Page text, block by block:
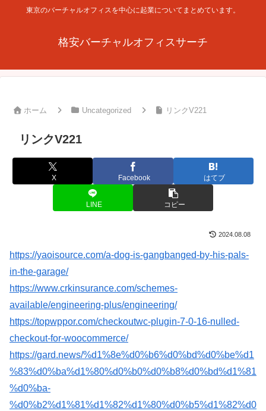
東京のバーチャルオフィスを中心に起業についてまとめています。
格安バーチャルオフィスサーチ
ホーム Uncategorized リンクV221
リンクV221
X Facebook はてブ
LINE コピー
2024.08.08
https://yaoisource.com/a-dog-is-gangbanged-by-his-pals-
in-the-garage/
https://www.crkinsurance.com/schemes-
available/engineering-plus/engineering/
https://topwppor.com/checkoutwc-plugin-7-0-16-nulled-
checkout-for-woocommerce/
https://gard.news/%d1%8e%d0%b6%d0%bd%d0%be%d1
%83%d0%ba%d1%80%d0%b0%d0%b8%d0%bd%d1%81
%d0%ba-
%d0%b2%d1%81%d1%82%d1%80%d0%b5%d1%82%d0